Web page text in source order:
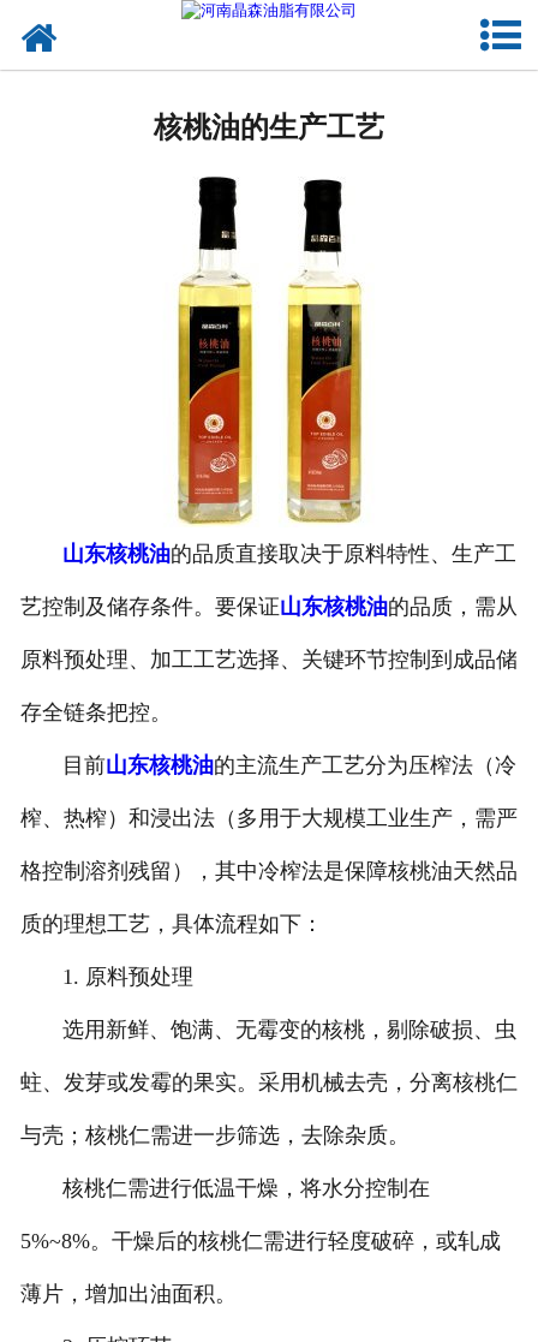
产品中心
成功案例
联系晶森
走进晶森
核桃油的生产工艺
山东核桃油的品质直接取决于原料特性、生产工
艺控制及储存条件。要保证山东核桃油的品质，需从
原料预处理、加工工艺选择、关键环节控制到成品储
存全链条把控。
目前山东核桃油的主流生产工艺分为压榨法（冷
榨、热榨）和浸出法（多用于大规模工业生产，需严
格控制溶剂残留），其中冷榨法是保障核桃油天然品
质的理想工艺，具体流程如下：
1. 原料预处理
选用新鲜、饱满、无霉变的核桃，剔除破损、虫
蛀、发芽或发霉的果实。采用机械去壳，分离核桃仁
与壳；核桃仁需进一步筛选，去除杂质。
核桃仁需进行低温干燥，将水分控制在
5%~8%。干燥后的核桃仁需进行轻度破碎，或轧成
薄片，增加出油面积。